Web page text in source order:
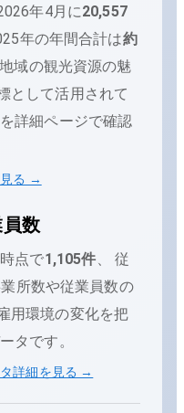
年4月 に20,557
年の年間合計は約
域の観光資源の魅
として活用されて
詳細ページで確認
る →
数
点で1,105件 、 従
所数や従業員数の
用環境の変化を把
タです。
詳細を見る →